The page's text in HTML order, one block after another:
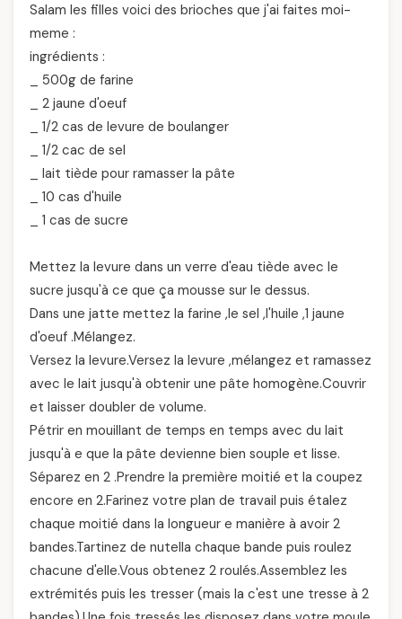
Salam les filles voici des brioches que j'ai faites moi-
meme :
ingrédients :
_ 500g de farine
_ 2 jaune d'oeuf
_ 1/2 cas de levure de boulanger
_ 1/2 cac de sel
_ lait tiède pour ramasser la pâte
_ 10 cas d'huile
_ 1 cas de sucre
Mettez la levure dans un verre d'eau tiède avec le
sucre jusqu'à ce que ça mousse sur le dessus.
Dans une jatte mettez la farine ,le sel ,l'huile ,1 jaune
d'oeuf .Mélangez.
Versez la levure.Versez la levure ,mélangez et ramassez
avec le lait jusqu'à obtenir une pâte homogène.Couvrir
et laisser doubler de volume.
Pétrir en mouillant de temps en temps avec du lait
jusqu'à e que la pâte devienne bien souple et lisse.
Séparez en 2 .Prendre la première moitié et la coupez
encore en 2.Farinez votre plan de travail puis étalez
chaque moitié dans la longueur e manière à avoir 2
bandes.Tartinez de nutella chaque bande puis roulez
chacune d'elle.Vous obtenez 2 roulés.Assemblez les
extrémités puis les tresser (mais la c'est une tresse à 2